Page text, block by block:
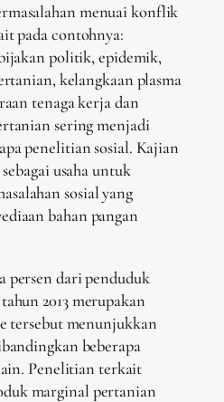
menuai konflik
pada contohnya:
politik, epidemik,
kelangkaan plasma
tenaga kerja dan
sering menjadi
penelitian sosial. Kajian
usaha untuk
sosial yang
bahan pangan
persen dari penduduk
2013 merupakan
tersebut menunjukkan
beberapa
Penelitian terkait
marginal pertanian